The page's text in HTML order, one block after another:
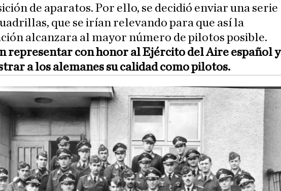
de aparatos. Por ello, se decidió enviar una serie
que se irían relevando para que así la
alcanzara al mayor número de pilotos posible.
representar con honor al Ejército del Aire español y
a los alemanes su calidad como pilotos.